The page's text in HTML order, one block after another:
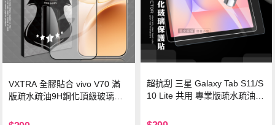
VXTRA 全膠貼合 vivo V70 滿
版疏水疏油9H鋼化頂級玻璃貼
超抗刮 三星 Galaxy Tab S11/S
10 Lite 共用 專業版疏水疏油9